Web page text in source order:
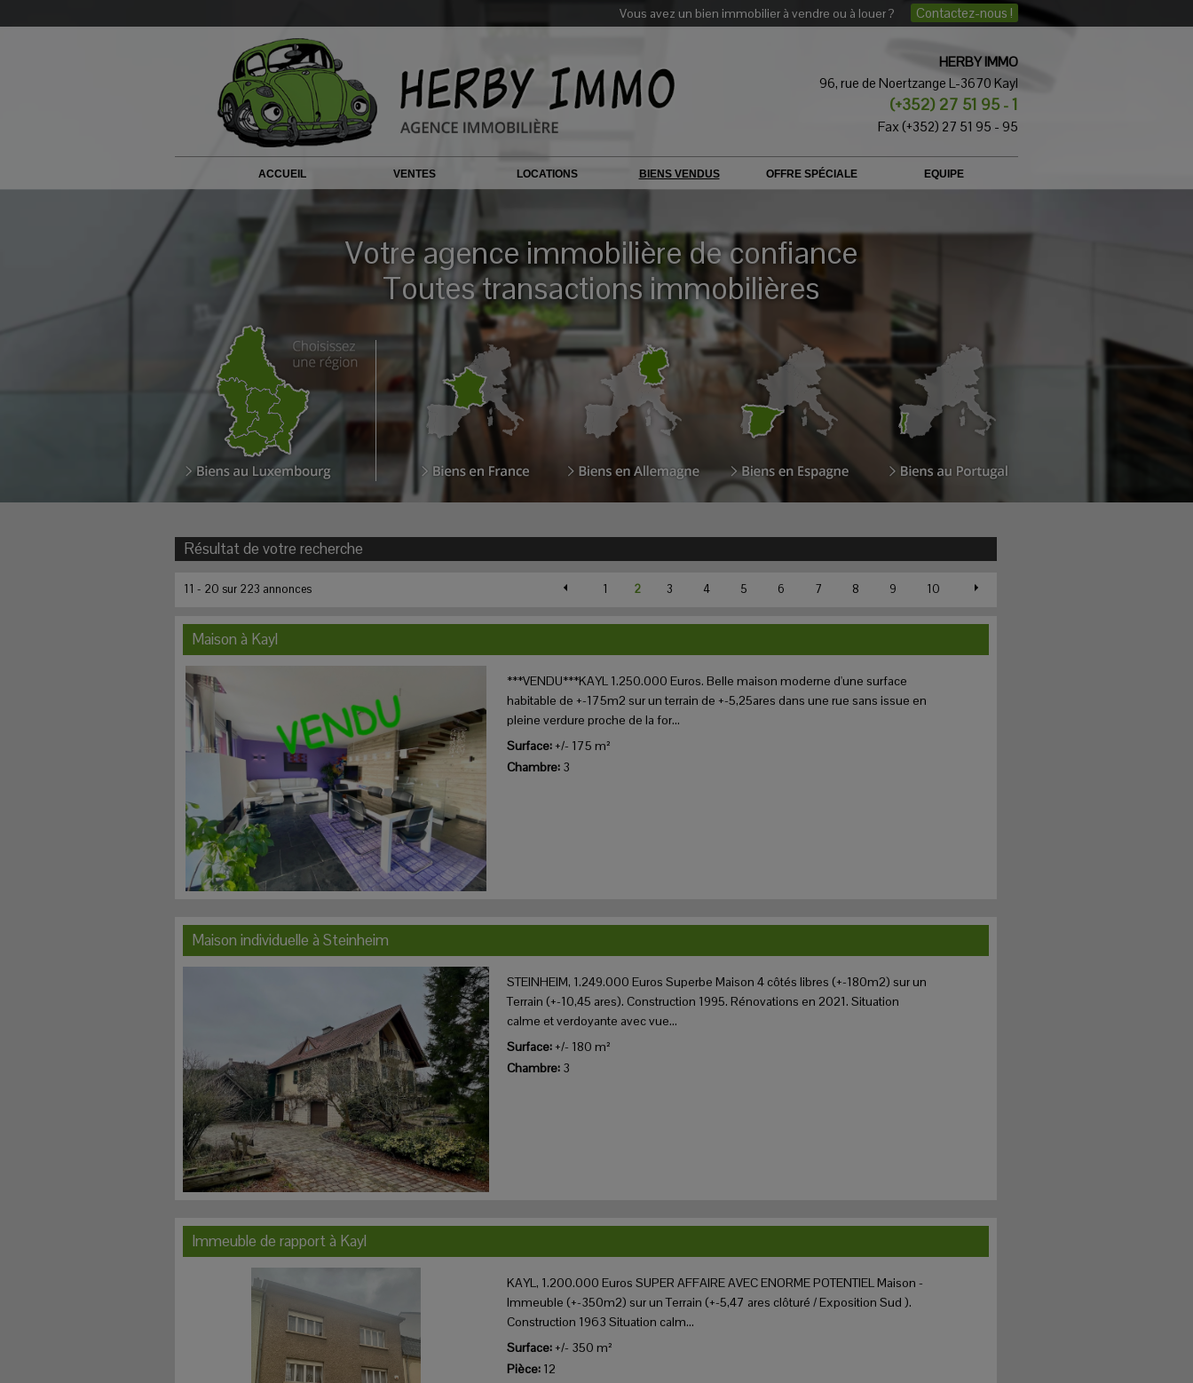
Vous avez un bien immobilier à vendre ou à louer ? Contactez-nous !
HERBY IMMO
96, rue de Noertzange L-3670 Kayl
(+352) 27 51 95 - 1
Fax (+352) 27 51 95 - 95
ACCUEIL VENTES LOCATIONS BIENS VENDUS OFFRE SPÉCIALE EQUIPE
Votre agence immobilière de confiance
Toutes transactions immobilières
Résultat de votre recherche
11 - 20 sur 223 annonces 1 2 3 4 5 6 7 8 9 10
Maison à Kayl
***VENDU***KAYL 1.250.000 Euros. Belle maison moderne d'une surface
habitable de +-175m2 sur un terrain de +-5,25ares dans une rue sans issue en
pleine verdure proche de la for...
Surface: +/- 175 m²
Chambre: 3
Maison individuelle à Steinheim
STEINHEIM, 1.249.000 Euros Superbe Maison 4 côtés libres (+-180m2) sur un
Terrain (+-10,45 ares). Construction 1995. Rénovations en 2021. Situation
calme et verdoyante avec vue...
Surface: +/- 180 m²
Chambre: 3
Immeuble de rapport à Kayl
KAYL, 1.200.000 Euros SUPER AFFAIRE AVEC ENORME POTENTIEL Maison -
Immeuble (+-350m2) sur un Terrain (+-5,47 ares clôturé / Exposition Sud ).
Construction 1963 Situation calm...
Surface: +/- 350 m²
Pièce: 12